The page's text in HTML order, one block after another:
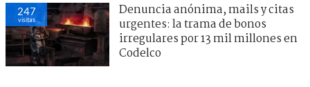
247
visitas
Denuncia anónima, mails y citas
urgentes: la trama de bonos
irregulares por 13 mil millones en
Codelco